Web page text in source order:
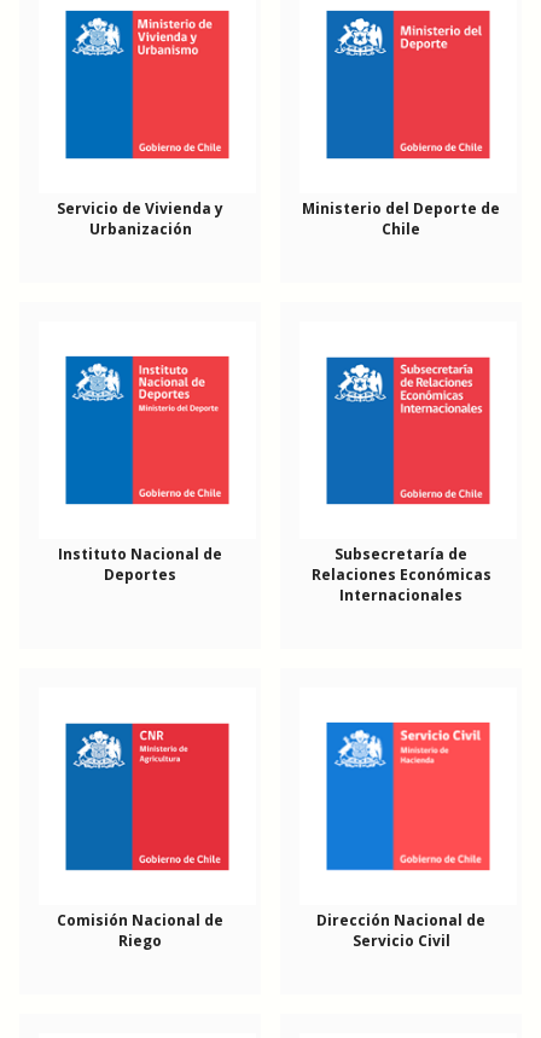
Servicio de Vivienda y
Urbanización
Ministerio del Deporte de
Chile
Instituto Nacional de
Deportes
Subsecretaría de
Relaciones Económicas
Internacionales
Comisión Nacional de
Riego
Dirección Nacional de
Servicio Civil